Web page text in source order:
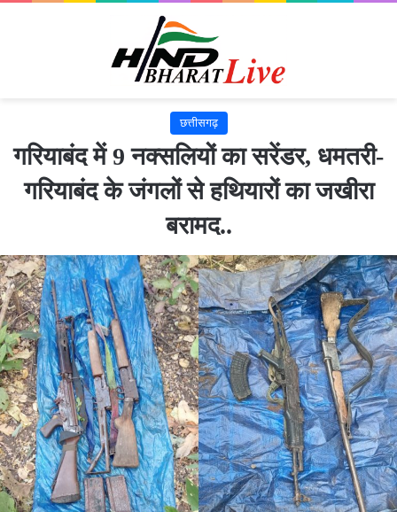
छत्तीसगढ़
गरियाबंद में 9 नक्सलियों का सरेंडर, धमतरी-
गरियाबंद के जंगलों से हथियारों का जखीरा
बरामद..